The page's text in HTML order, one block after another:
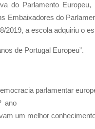
do Parlamento
Embaixadores do
2019, a escola adquiriu o
de Portugal Europeu”.
parlamentar
ano
um melhor